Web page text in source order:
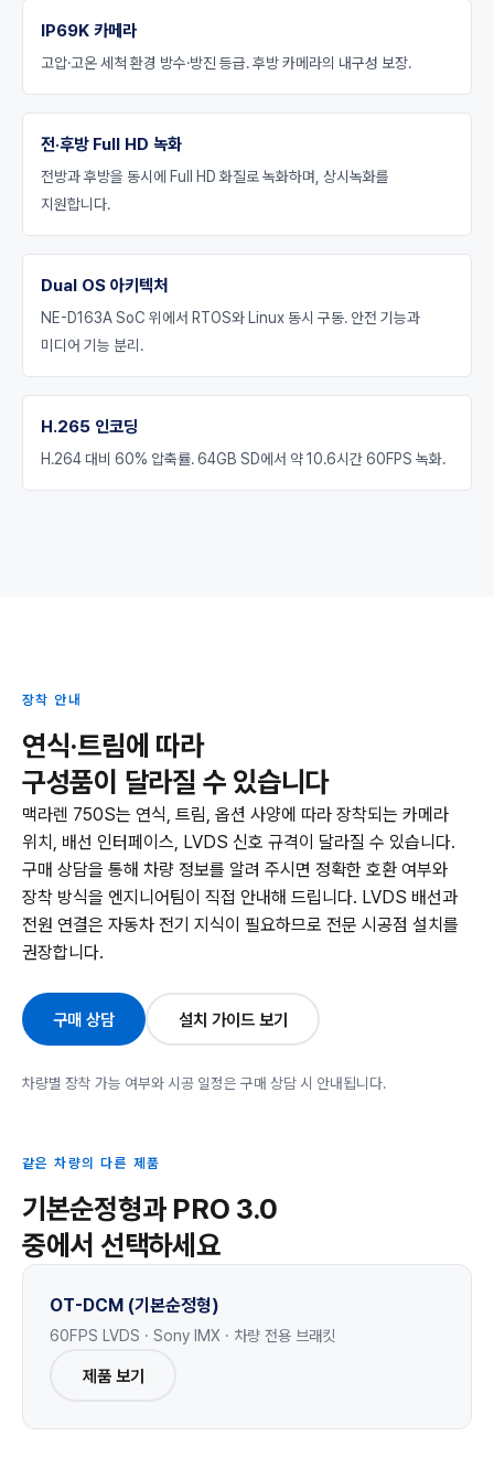
IP69K 카메라
고압·고온 세척 환경 방수·방진 등급. 후방 카메라의 내구성 보장.
전·후방 Full HD 녹화
전방과 후방을 동시에 Full HD 화질로 녹화하며, 상시녹화를
지원합니다.
Dual OS 아키텍처
NE-D163A SoC 위에서 RTOS와 Linux 동시 구동. 안전 기능과
미디어 기능 분리.
H.265 인코딩
H.264 대비 60% 압축률. 64GB SD에서 약 10.6시간 60FPS 녹화.
장착 안내
연식·트림에 따라
구성품이 달라질 수 있습니다
맥라렌 750S는 연식, 트림, 옵션 사양에 따라 장착되는 카메라
위치, 배선 인터페이스, LVDS 신호 규격이 달라질 수 있습니다.
구매 상담을 통해 차량 정보를 알려 주시면 정확한 호환 여부와
장착 방식을 엔지니어팀이 직접 안내해 드립니다. LVDS 배선과
전원 연결은 자동차 전기 지식이 필요하므로 전문 시공점 설치를
권장합니다.
구매 상담 설치 가이드 보기
차량별 장착 가능 여부와 시공 일정은 구매 상담 시 안내됩니다.
같은 차량의 다른 제품
기본순정형과 PRO 3.0
중에서 선택하세요
OT-DCM (기본순정형)
60FPS LVDS · Sony IMX · 차량 전용 브래킷
제품 보기